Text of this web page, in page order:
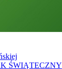
ŚWIĄTECZNY